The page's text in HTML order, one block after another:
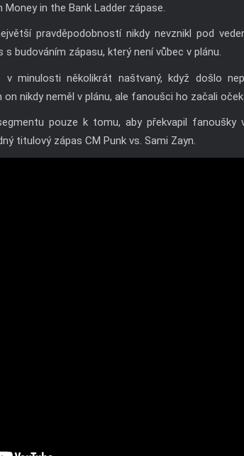
in the Bank Ladder zápase.
pravděpodobností nikdy nevznikl pod
budováním zápasu, který není vůbec v plánu.
minulosti několikrát naštvaný, když došlo
nikdy neměl v plánu, ale fanoušci ho začali
pouze k tomu, aby překvapil fanoušky
titulový zápas CM Punk vs. Sami Zayn.